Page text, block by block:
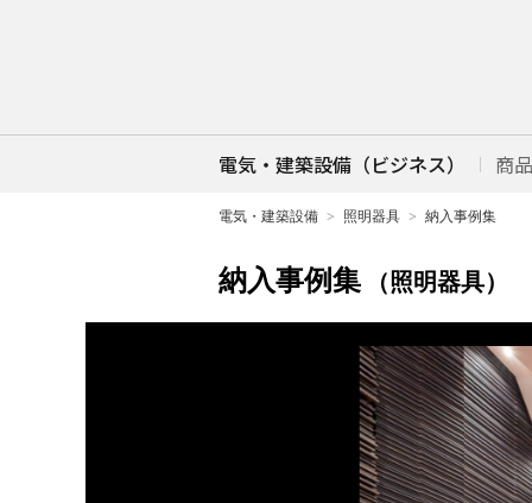
電気・建築設備（ビジネス） 商
電気・建築設備 照明器具 納入事例集
納入事例集 （照明器具）